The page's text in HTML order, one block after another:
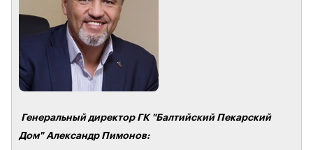
Генеральный директор ГК "Балтийский Пекарский
Дом" Александр Пимонов: